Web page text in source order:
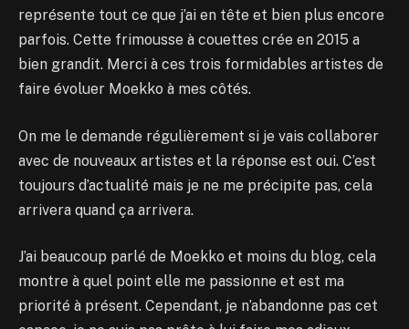
représente tout ce que j’ai en tête et bien plus encore
parfois. Cette frimousse à couettes crée en 2015 a
bien grandit. Merci à ces trois formidables artistes de
faire évoluer Moekko à mes côtés.
On me le demande régulièrement si je vais collaborer
avec de nouveaux artistes et la réponse est oui. C’est
toujours d’actualité mais je ne me précipite pas, cela
arrivera quand ça arrivera.
J’ai beaucoup parlé de Moekko et moins du blog, cela
montre à quel point elle me passionne et est ma
priorité à présent. Cependant, je n’abandonne pas cet